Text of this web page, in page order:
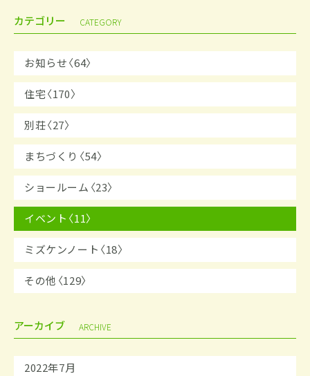
カテゴリー CATEGORY
お知らせ〈64〉
住宅〈170〉
別荘〈27〉
まちづくり〈54〉
ショールーム〈23〉
イベント〈11〉
ミズケンノート〈18〉
その他〈129〉
アーカイブ ARCHIVE
2022年7月